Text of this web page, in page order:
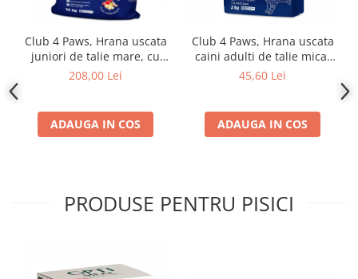
Club 4 Paws, Hrana uscata
juniori de talie mare, cu
pui, 14kg
208,00 Lei
ADAUGA IN COS
Club 4 Paws, Hrana uscata
caini adulti de talie mica,
miel si orez, 2kg
45,60 Lei
ADAUGA IN COS
PRODUSE PENTRU PISICI